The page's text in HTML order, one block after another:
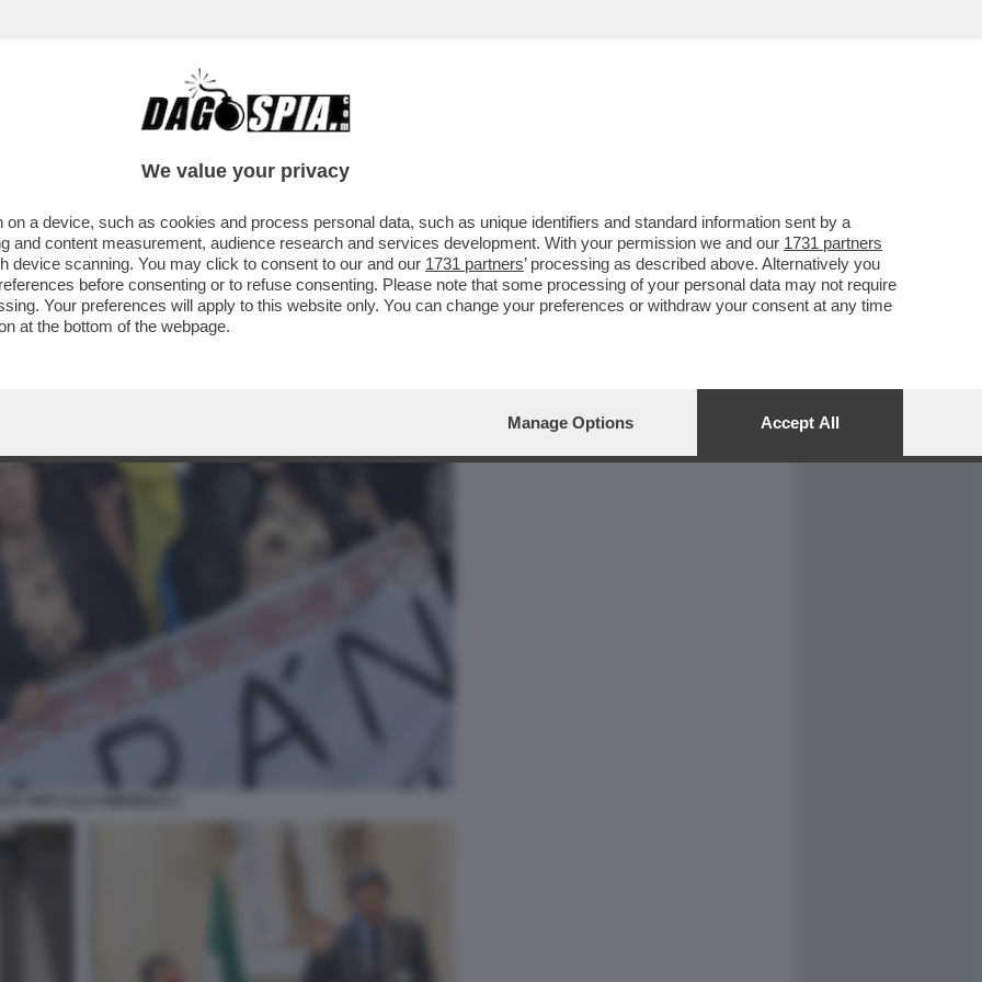
CAFONAL CRONACHE
ALLA BIENNALE DI VENEZIA! UN
LATTE SUI PRESENTI...
We value your privacy
a device, such as cookies and process personal data, such as unique identifiers and standard information sent by a
and content measurement, audience research and services development. With your permission we and our 1731 partners
device scanning. You may click to consent to our and our 1731 partners’ processing as described above. Alternatively you
before consenting or to refuse consenting. Please note that some processing of your personal data may not require
Your preferences will apply to this website only. You can change your preferences or withdraw your consent at any time
at the bottom of the webpage.
Manage Options Accept All